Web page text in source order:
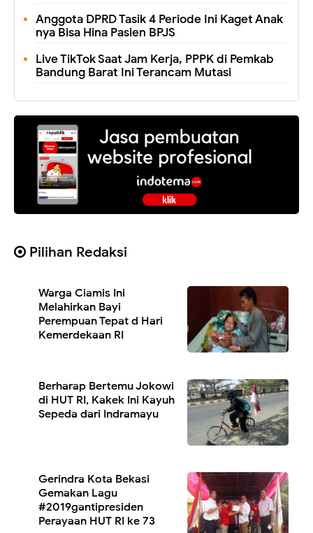
Anggota DPRD Tasik 4 Periode Ini Kaget Anak
nya Bisa Hina Pasien BPJS
Live TikTok Saat Jam Kerja, PPPK di Pemkab
Bandung Barat Ini Terancam Mutasi
Pilihan Redaksi
Warga Ciamis Ini
Melahirkan Bayi
Perempuan Tepat d Hari
Kemerdekaan RI
Berharap Bertemu Jokowi
di HUT RI, Kakek Ini Kayuh
Sepeda dari Indramayu
Gerindra Kota Bekasi
Gemakan Lagu
#2019gantipresiden
Perayaan HUT RI ke 73